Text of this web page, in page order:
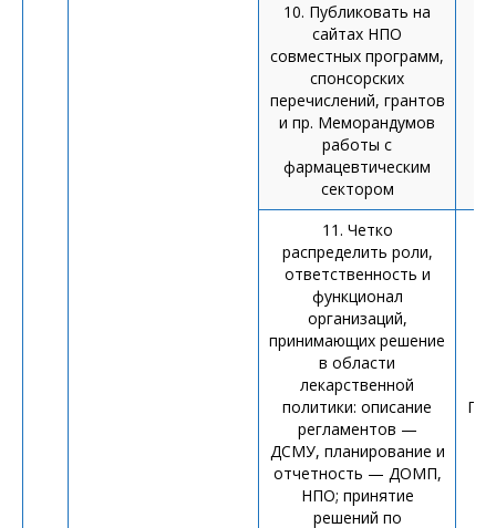
10. Публиковать на
сайтах НПО
совместных программ,
спонсорских
перечислений, грантов
и пр. Меморандумов
работы с
фармацевтическим
сектором
11. Четко
распределить роли,
ответственность и
функционал
организаций,
принимающих решение
в области
лекарственной
политики: описание
регламентов —
ДСМУ, планирование и
отчетность — ДОМП,
НПО; принятие
решений по